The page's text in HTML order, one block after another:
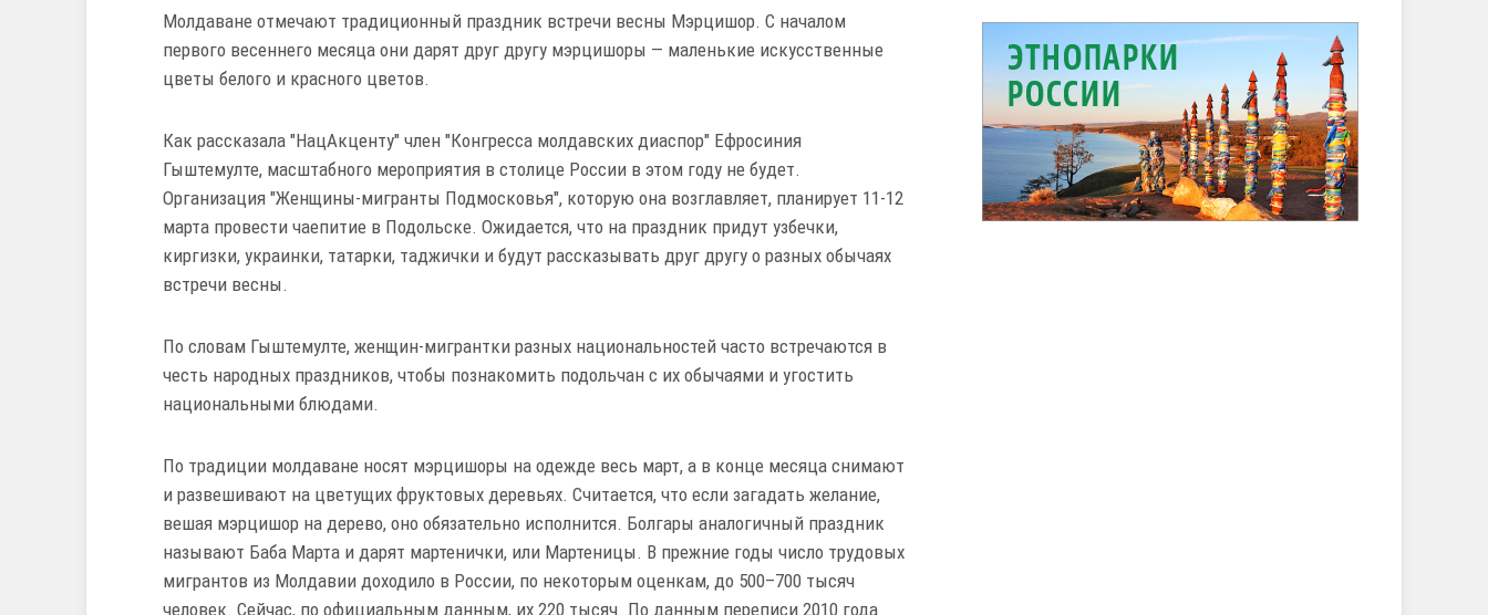
Молдаване отмечают традиционный праздник встречи весны Мэрцишор. С началом
первого весеннего месяца они дарят друг другу мэрцишоры — маленькие искусственные
цветы белого и красного цветов.
Как рассказала "НацАкценту" член "Конгресса молдавских диаспор" Ефросиния
Гыштемулте, масштабного мероприятия в столице России в этом году не будет.
Организация "Женщины-мигранты Подмосковья", которую она возглавляет, планирует 11-12
марта провести чаепитие в Подольске. Ожидается, что на праздник придут узбечки,
киргизки, украинки, татарки, таджички и будут рассказывать друг другу о разных обычаях
встречи весны.
По словам Гыштемулте, женщин-мигрантки разных национальностей часто встречаются в
честь народных праздников, чтобы познакомить подольчан с их обычаями и угостить
национальными блюдами.
По традиции молдаване носят мэрцишоры на одежде весь март, а в конце месяца снимают
и развешивают на цветущих фруктовых деревьях. Считается, что если загадать желание,
вешая мэрцишор на дерево, оно обязательно исполнится. Болгары аналогичный праздник
называют Баба Марта и дарят мартенички, или Мартеницы. В прежние годы число трудовых
мигрантов из Молдавии доходило в России, по некоторым оценкам, до 500–700 тысяч
человек. Сейчас, по официальным данным, их 220 тысяч. По данным переписи 2010 года